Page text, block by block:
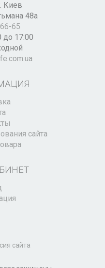
Киев
48а
65
до 17:00
сайта
сайта